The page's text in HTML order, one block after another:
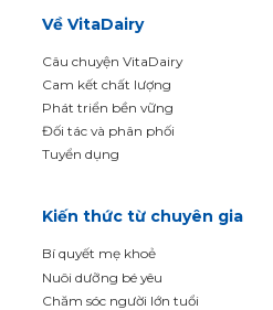
Về VitaDairy
Câu chuyện VitaDairy
Cam kết chất lượng
Phát triển bền vững
Đối tác và phân phối
Tuyển dụng
Kiến thức từ chuyên gia
Bí quyết mẹ khoẻ
Nuôi dưỡng bé yêu
Chăm sóc người lớn tuổi